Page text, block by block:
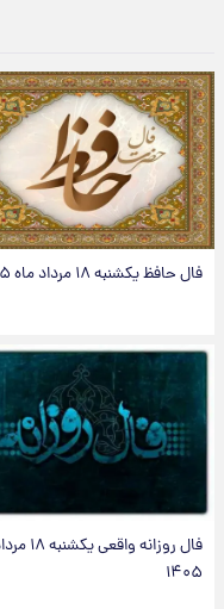
فال حافظ یکشنبه ۱۸ مرداد ماه ۱۴۰۵
فال روزانه واقعی یکشنبه ۱۸ مرداد
۱۴۰۵